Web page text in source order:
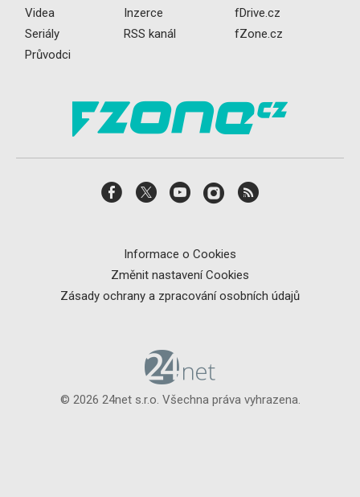
Videa
Seriály
Průvodci
Inzerce
RSS kanál
fDrive.cz
fZone.cz
Informace o Cookies
Změnit nastavení Cookies
Zásady ochrany a zpracování osobních údajů
© 2026 24net s.r.o. Všechna práva vyhrazena.